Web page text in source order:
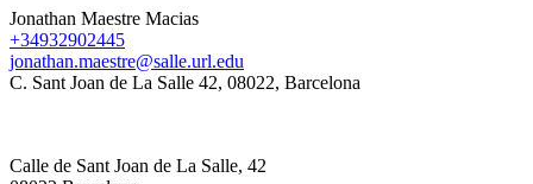
Jonathan Maestre Macias
+34932902445
jonathan.maestre@salle.url.edu
C. Sant Joan de La Salle 42, 08022, Barcelona
Calle de Sant Joan de La Salle, 42